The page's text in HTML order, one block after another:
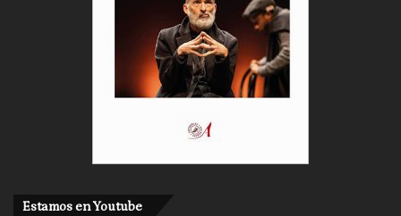
Estamos en Youtube